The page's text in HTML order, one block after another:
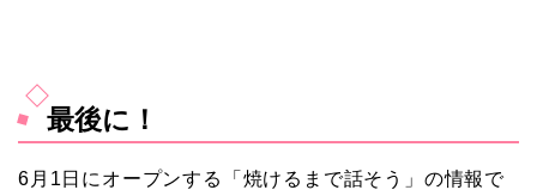
最後に！
6月1日にオープンする「焼けるまで話そう」の情報で